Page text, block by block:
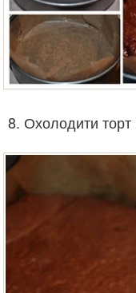
8. Охолодити торт